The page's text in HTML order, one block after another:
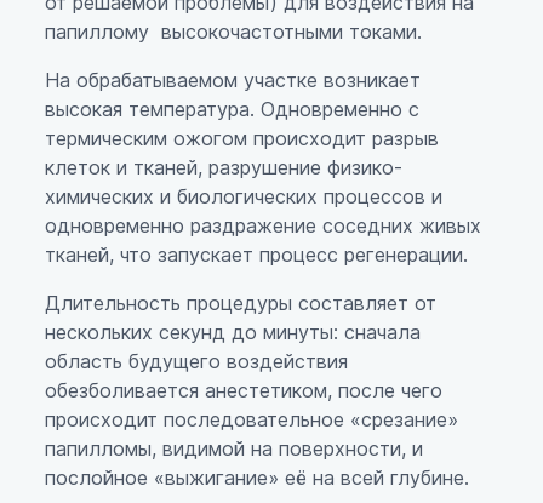
папиллому высокочастотными токами.
На обрабатываемом участке возникает
высокая температура. Одновременно с
термическим ожогом происходит разрыв
клеток и тканей, разрушение физико-
химических и биологических процессов и
одновременно раздражение соседних живых
тканей, что запускает процесс регенерации.
Длительность процедуры составляет от
нескольких секунд до минуты: сначала
область будущего воздействия
обезболивается анестетиком, после чего
происходит последовательное «срезание»
папилломы, видимой на поверхности, и
послойное «выжигание» её на всей глубине.